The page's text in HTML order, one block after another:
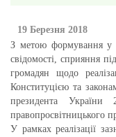
19 Березня 2018
З метою формування у
свідомості, сприяння
громадян щодо
Конституцією та
президента України
правопросвітницького
У рамках реалізації